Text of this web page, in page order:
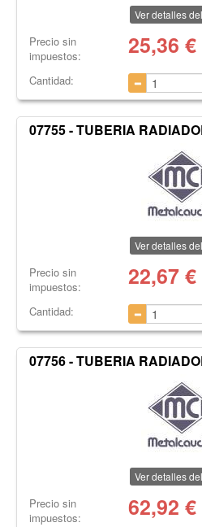
Ver detalles
Precio sin
impuestos:
25,36 €
Cantidad:
07755 - TUBERIA
Ver detalles
Precio sin
impuestos:
22,67€
Cantidad:
07756 - TUBERIA
Ver detalles
Precio sin
impuestos:
62,92 €